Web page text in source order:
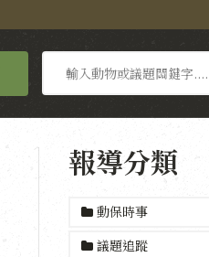
尋
報導分類
動保時事
議題追蹤